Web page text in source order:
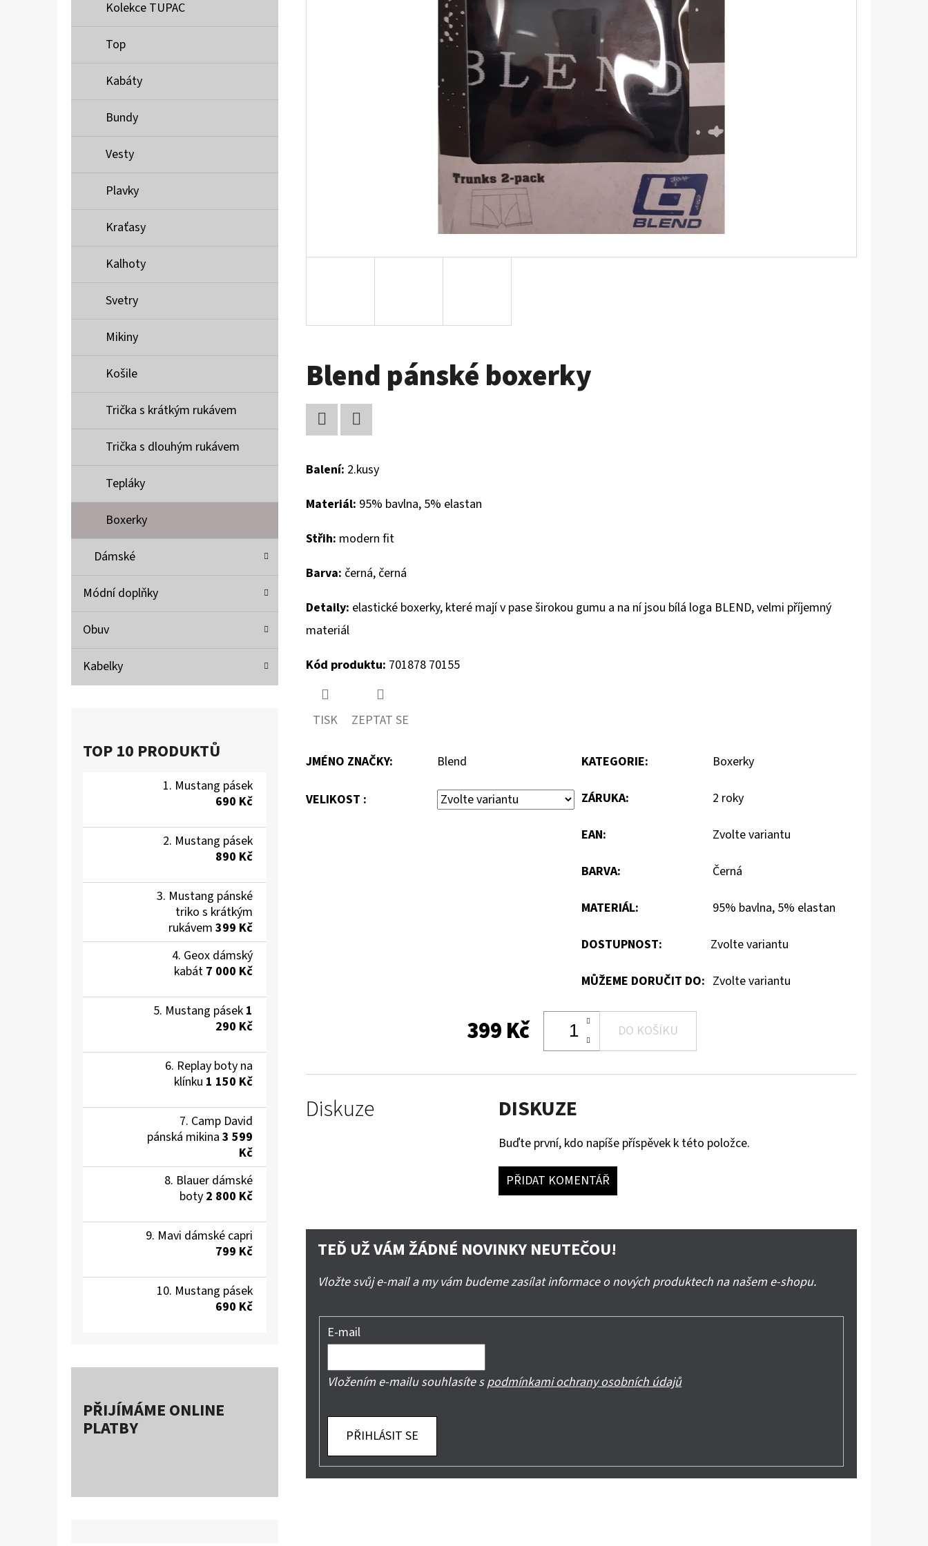
Kolekce TUPAC
Top
Kabáty
Bundy
Vesty
Plavky
Kraťasy
Kalhoty
Svetry
Mikiny
Košile
Trička s krátkým rukávem
Trička s dlouhým rukávem
Tepláky
Boxerky
Dámské
Módní doplňky
Obuv
Kabelky
TOP 10 PRODUKTŮ
Mustang pásek
690 Kč
Mustang pásek
890 Kč
Mustang pánské
triko s krátkým
rukávem 399 Kč
Geox dámský
kabát 7 000 Kč
Mustang pásek 1
290 Kč
Replay boty na
klínku 1 150 Kč
Camp David
pánská mikina 3 599
Kč
Blauer dámské
boty 2 800 Kč
Mavi dámské capri
799 Kč
Mustang pásek
690 Kč
PŘIJÍMÁME ONLINE
PLATBY
Blend pánské boxerky
Balení: 2.kusy
Materiál: 95% bavlna, 5% elastan
Střih: modern fit
Barva: černá, černá
Detaily: elastické boxerky, které mají v pase širokou gumu a na ní jsou bílá loga BLEND, velmi příjemný
materiál
Kód produktu: 701878 70155
TISK ZEPTAT SE
JMÉNO ZNAČKY: Blend
VELIKOST :
KATEGORIE: Boxerky
ZÁRUKA: 2 roky
EAN: Zvolte variantu
BARVA: Černá
MATERIÁL: 95% bavlna, 5% elastan
DOSTUPNOST: Zvolte variantu
MŮŽEME DORUČIT DO: Zvolte variantu
399 Kč DO KOŠÍKU
Diskuze DISKUZE
Buďte první, kdo napíše příspěvek k této položce.
PŘIDAT KOMENTÁŘ
TEĎ UŽ VÁM ŽÁDNÉ NOVINKY NEUTEČOU!
Vložte svůj e-mail a my vám budeme zasílat informace o nových produktech na našem e-shopu.
E-mail
Vložením e-mailu souhlasíte spodmínkami ochrany osobních údajů
PŘIHLÁSIT SE
MUSTANG PÁSEK
MUSTANG PÁNSKÉ TRIKO S KRÁTKÝM
RUKÁVEM
399 Kč